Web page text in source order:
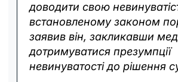
доводити свою
встановленому законом
заявив він, закликавши
дотримуватися презумпції
невинуватості до рішення